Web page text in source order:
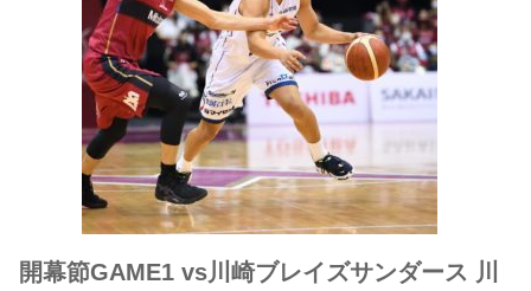
開幕節GAME1 vs川崎ブレイズサンダース 川